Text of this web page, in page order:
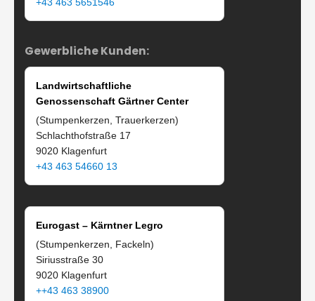
+43 463 5651546
Gewerbliche Kunden:
Landwirtschaftliche
Genossenschaft Gärtner Center
(Stumpenkerzen, Trauerkerzen)
Schlachthofstraße 17
9020 Klagenfurt
+43 463 54660 13
Eurogast – Kärntner Legro
(Stumpenkerzen, Fackeln)
Siriusstraße 30
9020 Klagenfurt
++43 463 38900